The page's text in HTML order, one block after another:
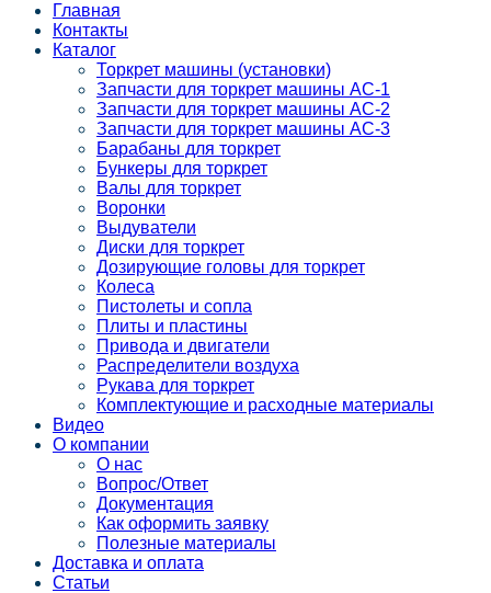
Главная
Контакты
Каталог
Торкрет машины (установки)
Запчасти для торкрет машины АС-1
Запчасти для торкрет машины АС-2
Запчасти для торкрет машины АС-3
Барабаны для торкрет
Бункеры для торкрет
Валы для торкрет
Воронки
Выдуватели
Диски для торкрет
Дозирующие головы для торкрет
Колеса
Пистолеты и сопла
Плиты и пластины
Привода и двигатели
Распределители воздуха
Рукава для торкрет
Комплектующие и расходные материалы
Видео
О компании
О нас
Вопрос/Ответ
Документация
Как оформить заявку
Полезные материалы
Доставка и оплата
Статьи